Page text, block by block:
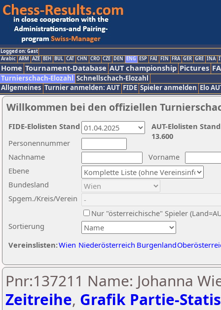
Logged on: Gast
Arabic ARM AZE BIH BUL CAT CHN CRO CZE DEN ENG ESP FAI FIN FRA GER GRE INA
Home Tournament-Database AUT championship Pictures
Turnierschach-Elozahl Schnellschach-Elozahl
Allgemeines Turnier anmelden: AUT FIDE Spieler anmelden Elo
Willkommen bei den offiziellen
Nachname
Vorname
Ebene
Sortierung
Personennummer
Bundesland
Spgem./Kreis/Verein
Nur "österreichische" Spieler
Vereinslisten:Wien Niederösterreich Burgenland
AUT-Elolisten
13.600
FIDE-Elolisten Stand
Pnr:137211 Name: Johanna
Zeitreihe, Grafik Partie-